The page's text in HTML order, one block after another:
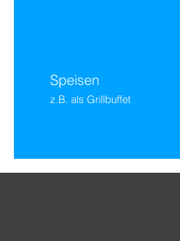
Speisen
z.B. als Grillbuffet